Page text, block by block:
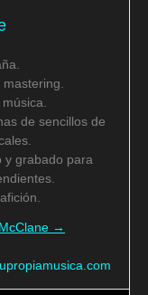
de sencillos de
y grabado para
→